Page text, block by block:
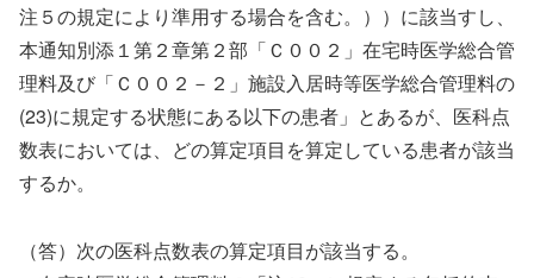
注５の規定により準用する場合を含む。））に該当すし、
本通知別添１第２章第２部「Ｃ００２」在宅時医学総合管
理料及び「Ｃ００２－２」施設入居時等医学総合管理料の
(23)に規定する状態にある以下の患者」とあるが、医科点
数表においては、どの算定項目を算定している患者が該当
するか。
（答）次の医科点数表の算定項目が該当する。